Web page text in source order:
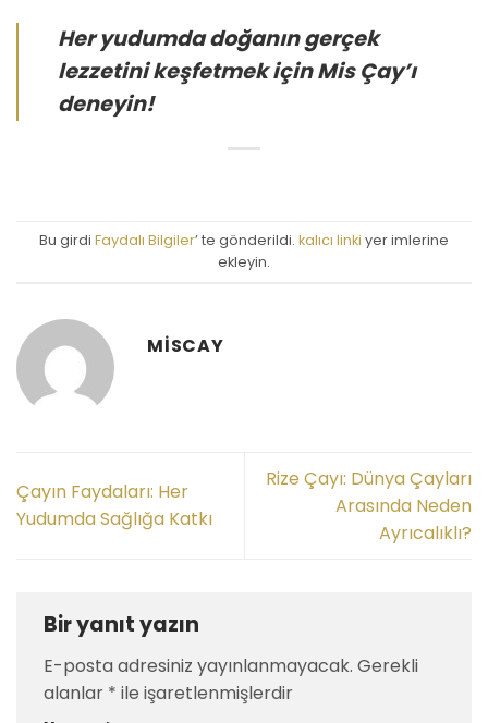
Her yudumda doğanın gerçek
lezzetini keşfetmek için Mis Çay’ı
deneyin!
Bu girdi Faydalı Bilgiler’ te gönderildi. kalıcı linki yer imlerine
ekleyin.
MISCAY
Çayın Faydaları: Her
Yudumda Sağlığa Katkı
Rize Çayı: Dünya Çayları
Arasında Neden
Ayrıcalıklı?
Bir yanıt yazın
E-posta adresiniz yayınlanmayacak. Gerekli
alanlar * ile işaretlenmişlerdir